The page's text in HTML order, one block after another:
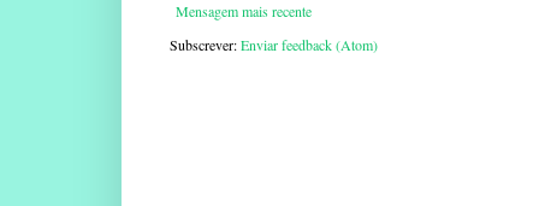
Mensagem mais recente
Subscrever:Enviar feedback (Atom)